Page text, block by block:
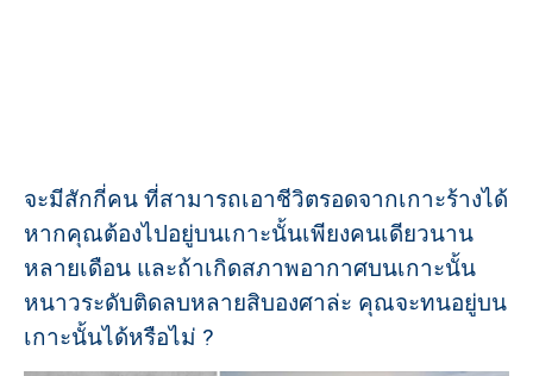
จะมีสักกี่คน ที่สามารถเอาชีวิตรอดจากเกาะร้างได้
หากคุณต้องไปอยู่บนเกาะนั้นเพียงคนเดียวนาน
หลายเดือน และถ้าเกิดสภาพอากาศบนเกาะนั้น
หนาวระดับติดลบหลายสิบองศาล่ะ คุณจะทนอยู่บน
เกาะนั้นได้หรือไม่ ?